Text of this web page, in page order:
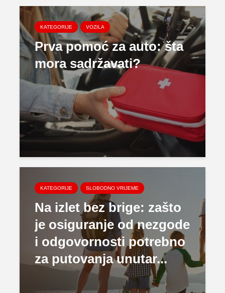
KATEGORIJE VOZILA
Prva pomoć za auto: šta
mora sadržavati?
KATEGORIJE SLOBODNO VRIJEME
Na izlet bez brige: zašto
je osiguranje od nezgode
i odgovornosti potrebno
za putovanja unutar...